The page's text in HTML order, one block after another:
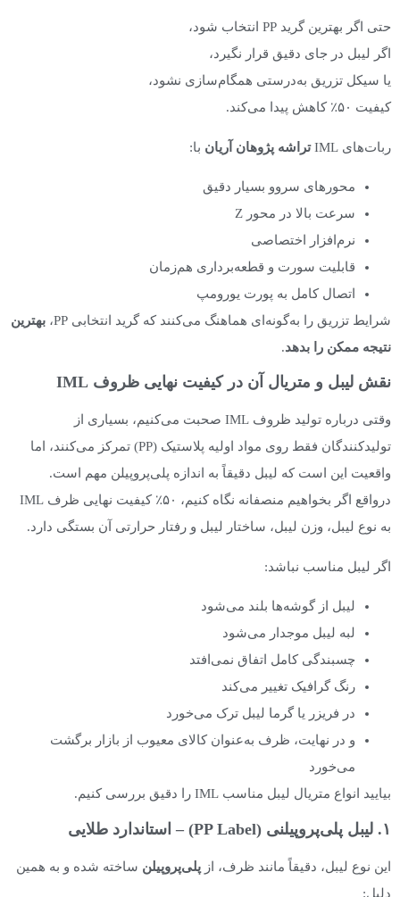
حتی اگر بهترین گرید PP انتخاب شود،
اگر لیبل در جای دقیق قرار نگیرد،
یا سیکل تزریق به‌درستی همگام‌سازی نشود،
کیفیت ۵۰٪ کاهش پیدا می‌کند.
ربات‌های IML تراشه پژوهان آریان با:
محورهای سروو بسیار دقیق
سرعت بالا در محور Z
نرم‌افزار اختصاصی
قابلیت سورت و قطعه‌برداری هم‌زمان
اتصال کامل به پورت یورومپ
شرایط تزریق را به‌گونه‌ای هماهنگ می‌کنند که گرید انتخابی PP،
بهترین
نتیجه ممکن را بدهد.
نقش لیبل و متریال آن در کیفیت نهایی ظروف IML
وقتی درباره تولید ظروف IML صحبت می‌کنیم، بسیاری از
تولیدکنندگان فقط روی مواد اولیه پلاستیک (PP) تمرکز می‌کنند، اما
واقعیت این است که لیبل دقیقاً به اندازه پلی‌پروپیلن مهم است.
درواقع اگر بخواهیم منصفانه نگاه کنیم، ۵۰٪ کیفیت نهایی ظرف IML
به نوع لیبل، وزن لیبل، ساختار لیبل و رفتار حرارتی آن بستگی دارد.
اگر لیبل مناسب نباشد:
لیبل از گوشه‌ها بلند می‌شود
لبه لیبل موجدار می‌شود
چسبندگی کامل اتفاق نمی‌افتد
رنگ گرافیک تغییر می‌کند
در فریزر یا گرما لیبل ترک می‌خورد
و در نهایت، ظرف به‌عنوان کالای معیوب از بازار برگشت
می‌خورد
بیایید انواع متریال لیبل مناسب IML را دقیق بررسی کنیم.
۱. لیبل پلی‌پروپیلنی (PP Label) – استاندارد طلایی
این نوع لیبل، دقیقاً مانند ظرف، از پلی‌پروپیلن ساخته شده و به همین
دلیل: